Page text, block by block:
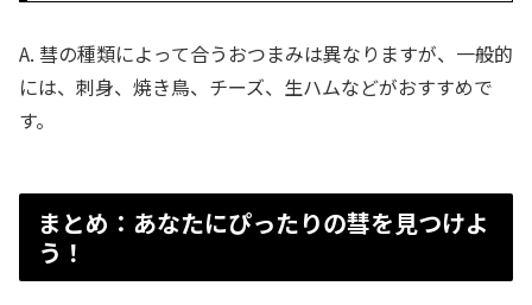
A. 彗の種類によって合うおつまみは異なりますが、一般的
には、刺身、焼き鳥、チーズ、生ハムなどがおすすめで
す。
まとめ：あなたにぴったりの彗を見つけよ
う！